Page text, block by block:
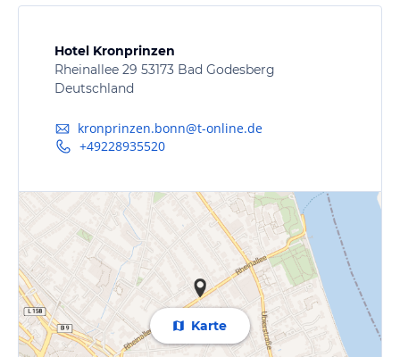
Hotel Kronprinzen
Rheinallee 29 53173 Bad Godesberg
Deutschland
kronprinzen.bonn@t-online.de
+49228935520
Karte